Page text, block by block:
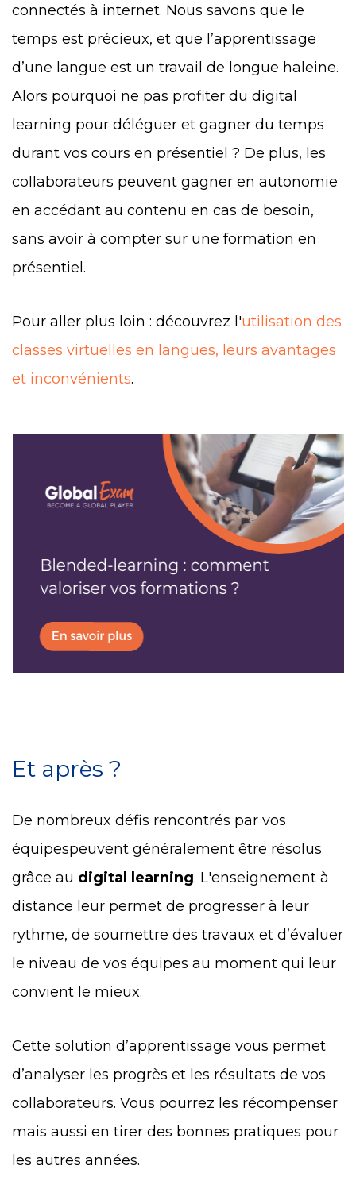
connectés à internet. Nous savons que le
temps est précieux, et que l’apprentissage
d’une langue est un travail de longue haleine.
Alors pourquoi ne pas profiter du digital
learning pour déléguer et gagner du temps
durant vos cours en présentiel ? De plus, les
collaborateurs peuvent gagner en autonomie
en accédant au contenu en cas de besoin,
sans avoir à compter sur une formation en
présentiel.
Pour aller plus loin : découvrez l'utilisation des
classes virtuelles en langues, leurs avantages
et inconvénients.
Et après ?
De nombreux défis rencontrés par vos
équipespeuvent généralement être résolus
grâce au digital learning. L'enseignement à
distance leur permet de progresser à leur
rythme, de soumettre des travaux et d’évaluer
le niveau de vos équipes au moment qui leur
convient le mieux.
Cette solution d’apprentissage vous permet
d’analyser les progrès et les résultats de vos
collaborateurs. Vous pourrez les récompenser
mais aussi en tirer des bonnes pratiques pour
les autres années.